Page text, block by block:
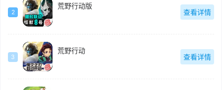
2
荒野行动版
查看详情
3
荒野行动
查看详情